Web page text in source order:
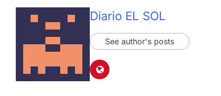
Diario EL SOL
See author's posts